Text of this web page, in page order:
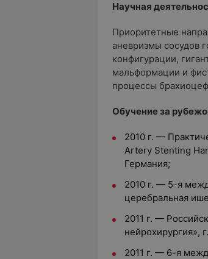
Научная
Приоритетные
аневризмы сосудов
конфигурации,
мальформации и
процессы
Обучение за
2010 г. —
Artery Stenting
Германия;
2010 г. — 5-я
церебральная
2011 г. —
нейрохирургия»,
2011 г. — 6-я